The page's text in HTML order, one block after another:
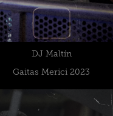
DJ Maltín
Gaitas Merici 2023